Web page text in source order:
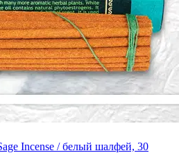
Incense / белый шалфей, 30